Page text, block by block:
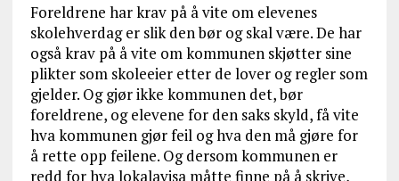
Foreldrene har krav på å vite om elevenes
skolehverdag er slik den bør og skal være. De har
også krav på å vite om kommunen skjøtter sine
plikter som skoleeier etter de lover og regler som
gjelder. Og gjør ikke kommunen det, bør
foreldrene, og elevene for den saks skyld, få vite
hva kommunen gjør feil og hva den må gjøre for
å rette opp feilene. Og dersom kommunen er
redd for hva lokalavisa måtte finne på å skrive,